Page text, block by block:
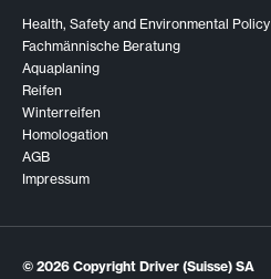
Health, Safety and Environmental Policy
Fachmännische Beratung
Aquaplaning
Reifen
Winterreifen
Homologation
AGB
Impressum
© 2026 Copyright Driver (Suisse) SA